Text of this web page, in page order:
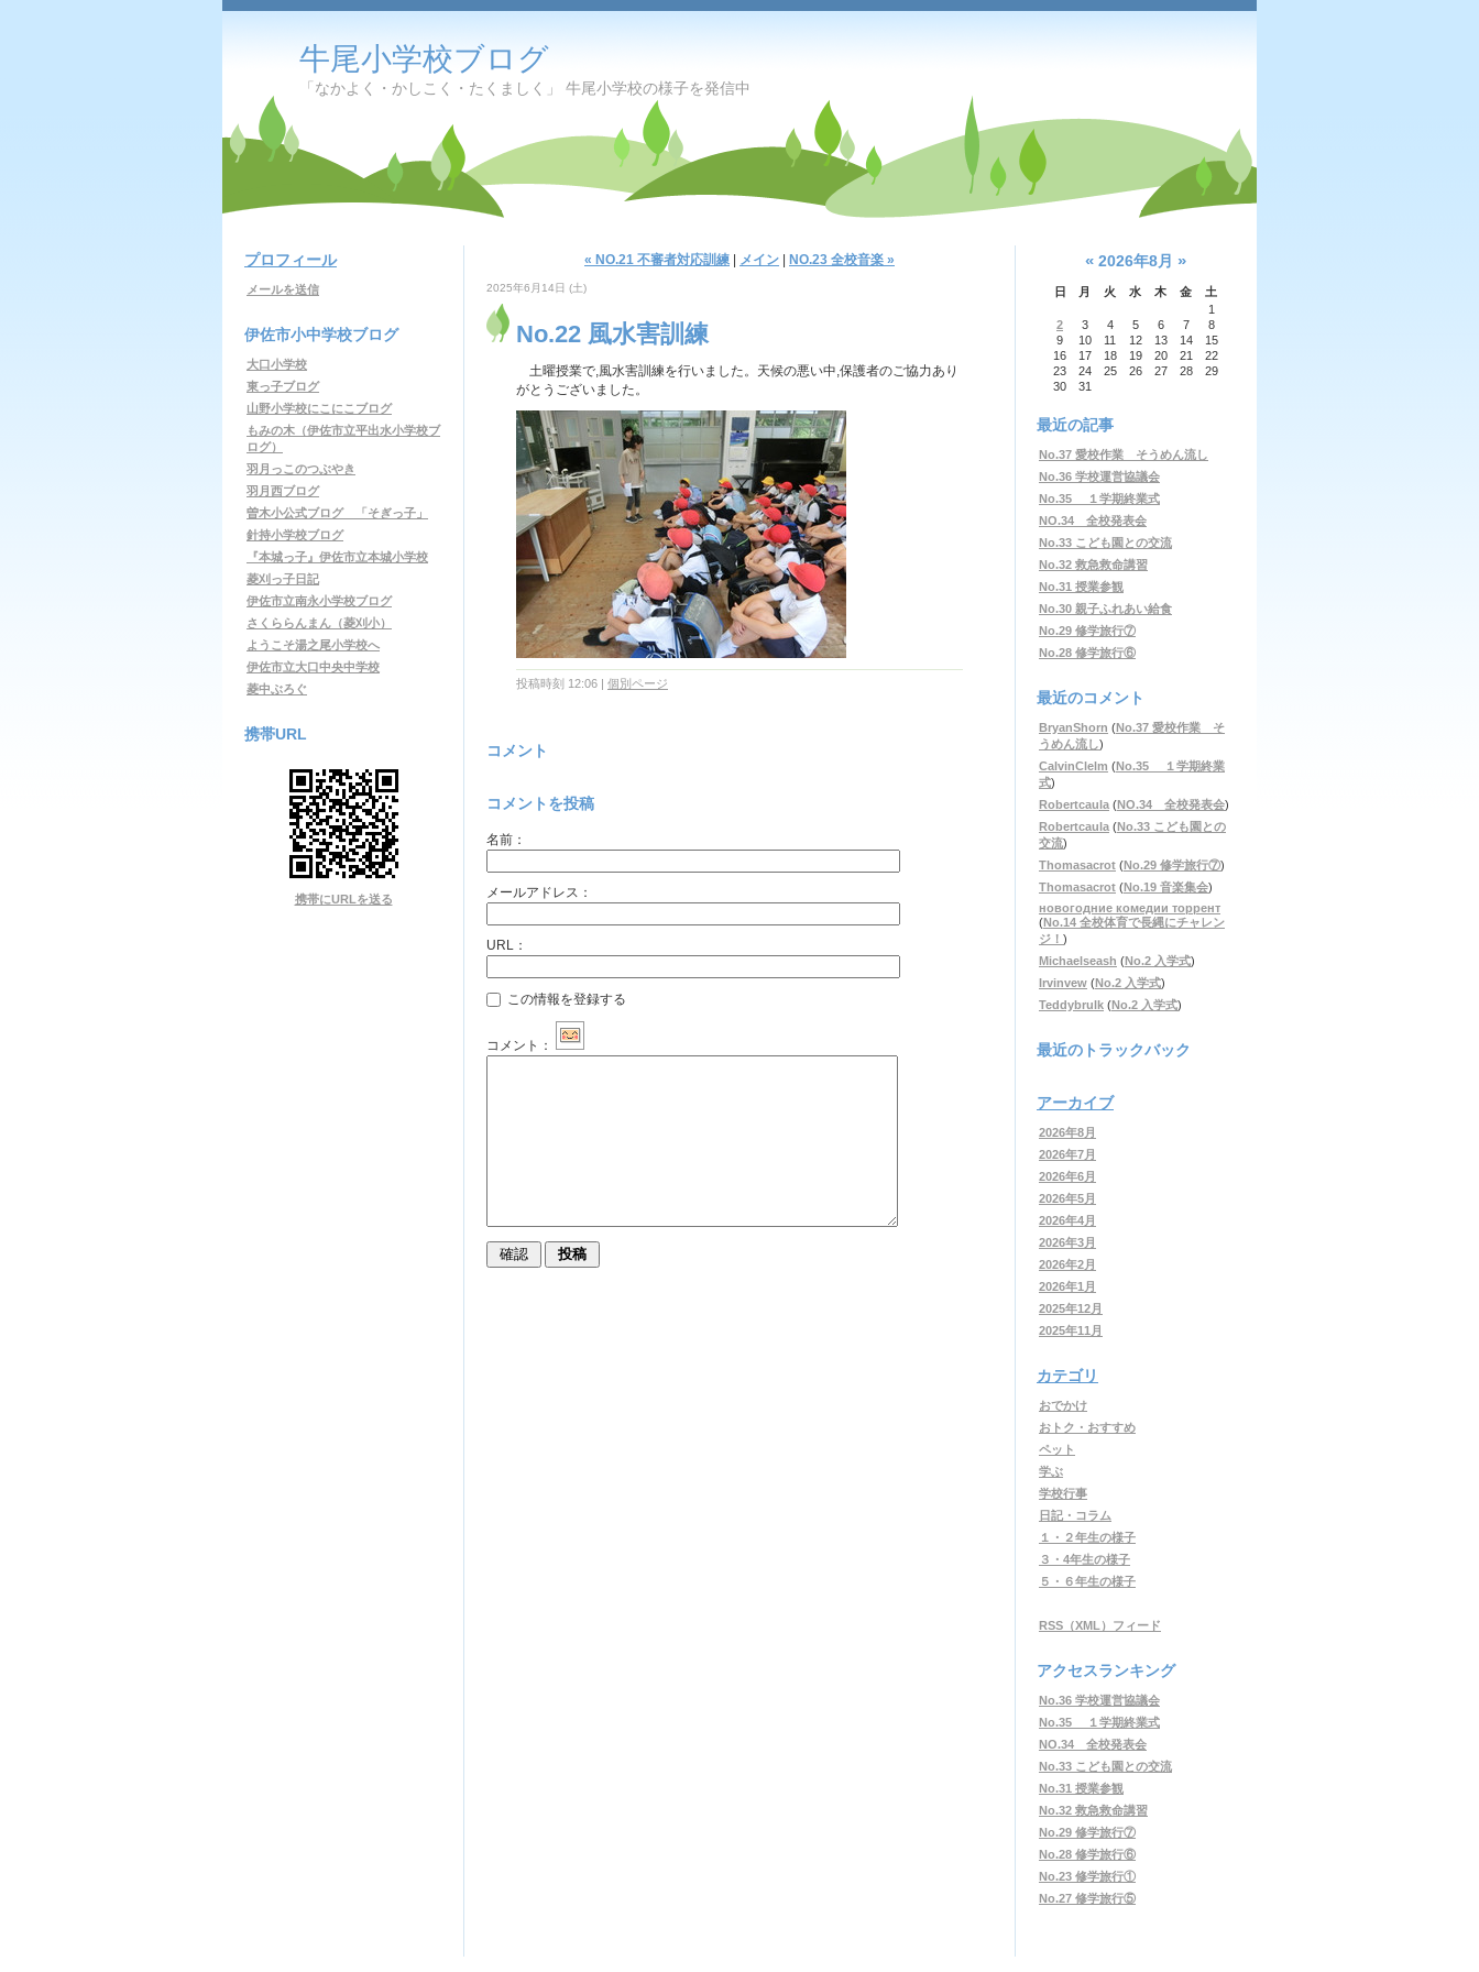
牛尾小学校ブログ
「なかよく・かしこく・たくましく」 牛尾小学校の様子を発信中
プロフィール
メールを送信
伊佐市小中学校ブログ
大口小学校
東っ子ブログ
山野小学校にこにこブログ
もみの木（伊佐市立平出水小学校ブ
ログ）
羽月っこのつぶやき
羽月西ブログ
曽木小公式ブログ 「そぎっ子」
針持小学校ブログ
『本城っ子』伊佐市立本城小学校
菱刈っ子日記
伊佐市立南永小学校ブログ
さくららんまん（菱刈小）
ようこそ湯之尾小学校へ
伊佐市立大口中央中学校
菱中ぶろぐ
携帯URL
携帯にURLを送る
« NO.21 不審者対応訓練 メイン NO.23 全校音楽 »
2025年6月14日 (土)
No.22 風水害訓練
土曜授業で,風水害訓練を行いました。天候の悪い中,保護者のご協力あり
がとうございました。
投稿時刻 12:06 | 個別ページ
コメント
コメントを投稿
名前：
メールアドレス：
URL：
この情報を登録する
コメント：
« 2026年8月 »
日 月 火 水 木 金
土
1
2
3 4 5 6 7
8
9
10 11 12 13 14
15
16
17 18 19 20 21
22
23
24 25 26 27 28
29
30
31
最近の記事
No.37 愛校作業 そうめん流し
No.36 学校運営協議会
No.35 １学期終業式
NO.34 全校発表会
No.33 こども園との交流
No.32 救急救命講習
No.31 授業参観
No.30 親子ふれあい給食
No.29 修学旅行⑦
No.28 修学旅行⑥
最近のコメント
BryanShorn (No.37 愛校作業 そ
うめん流し)
CalvinClelm (No.35 １学期終業
式)
Robertcaula (NO.34 全校発表会)
Robertcaula (No.33 こども園との
交流)
Thomasacrot (No.29 修学旅行⑦)
Thomasacrot (No.19 音楽集会)
новогодние комедии торрент
(No.14 全校体育で長縄にチャレン
ジ！ )
Michaelseash (No.2 入学式)
Irvinvew (No.2 入学式)
Teddybrulk (No.2 入学式)
最近のトラックバック
アーカイブ
2026年8月
2026年7月
2026年6月
2026年5月
2026年4月
2026年3月
2026年2月
2026年1月
2025年12月
2025年11月
カテゴリ
おでかけ
おトク・おすすめ
ペット
学ぶ
学校行事
日記・コラム
１・２年生の様子
３・4年生の様子
５・６年生の様子
RSS（XML）フィード
アクセスランキング
No.36 学校運営協議会
No.35 １学期終業式
NO.34 全校発表会
No.33 こども園との交流
No.31 授業参観
No.32 救急救命講習
No.29 修学旅行⑦
No.28 修学旅行⑥
No.23 修学旅行①
No.27 修学旅行⑤